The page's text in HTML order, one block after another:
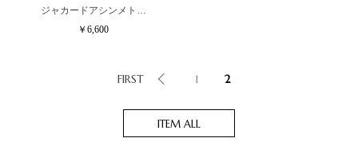
ジャカードアシンメト…
￥6,600
FIRST 1 2
ITEM ALL